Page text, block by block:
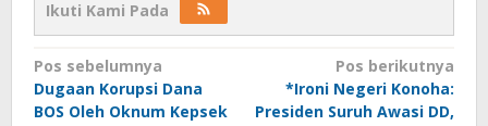
Ikuti Kami Pada
Navigasi
pos
Pos sebelumnya
Dugaan Korupsi Dana
BOS Oleh Oknum Kepsek
Pos berikutnya
*Ironi Negeri Konoha:
Presiden Suruh Awasi DD,